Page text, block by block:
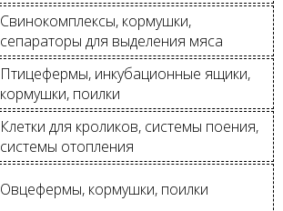
Свинокомплексы, кормушки,
сепараторы для выделения мяса
Птицефермы, инкубационные ящики,
кормушки, поилки
Клетки для кроликов, системы поения,
системы отопления
Овцефермы, кормушки, поилки